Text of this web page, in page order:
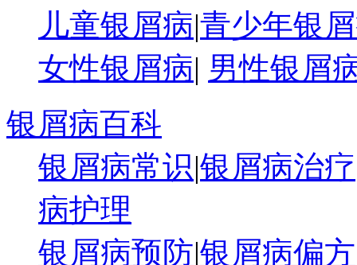
儿童银屑病|青少年银
女性银屑病| 男性银屑
银屑病百科
银屑病常识|银屑病治疗
病护理
银屑病预防|银屑病偏方